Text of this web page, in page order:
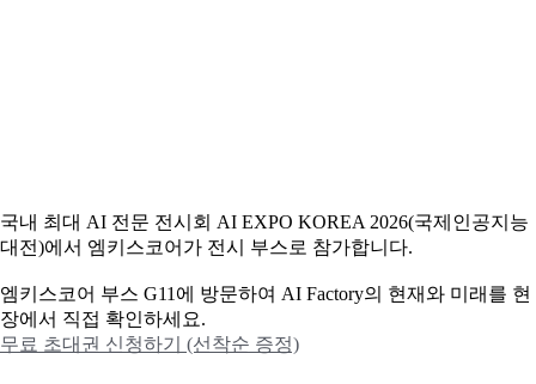
국내 최대 AI 전문 전시회 AI EXPO KOREA 2026(국제인공지능
대전)에서 엠키스코어가 전시 부스로 참가합니다.
엠키스코어 부스 G11에 방문하여 AI Factory의 현재와 미래를 현
장에서 직접 확인하세요.
무료 초대권 신청하기 (선착순 증정)